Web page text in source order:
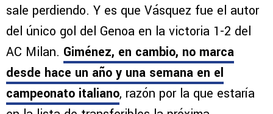
sale perdiendo. Y es que Vásquez fue el autor
del único gol del Genoa en la victoria 1-2 del
AC Milan. Giménez, en cambio, no marca
desde hace un año y una semana en el
campeonato italiano, razón por la que estaría